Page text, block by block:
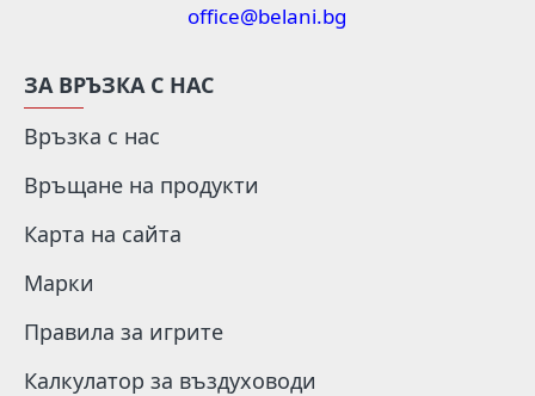
office@belani.bg
ЗА ВРЪЗКА С НАС
Връзка с нас
Връщане на продукти
Карта на сайта
Марки
Правила за игрите
Калкулатор за въздуховоди